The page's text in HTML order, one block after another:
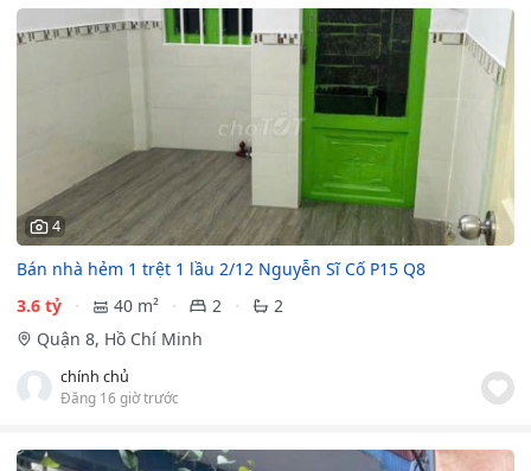
4
Bán nhà hẻm 1 trệt 1 lầu 2/12 Nguyễn Sĩ Cố P15 Q8
3.6 tỷ
40 m² 2
2
Quận 8, Hồ Chí Minh
chính chủ
Đăng 16 giờ trước